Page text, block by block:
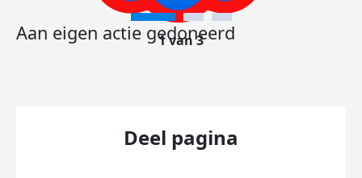
Aan eigen actie gedoneerd
1 van 3
Deel pagina